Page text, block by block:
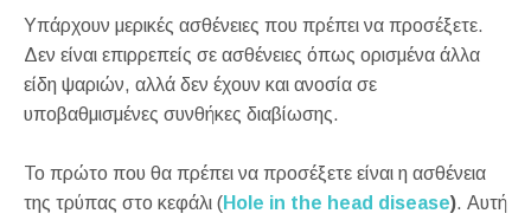
Υπάρχουν μερικές ασθένειες που πρέπει να προσέξετε.
Δεν είναι επιρρεπείς σε ασθένειες όπως ορισμένα άλλα
είδη ψαριών, αλλά δεν έχουν και ανοσία σε
υποβαθμισμένες συνθήκες διαβίωσης.
Το πρώτο που θα πρέπει να προσέξετε είναι η ασθένεια
της τρύπας στο κεφάλι (Hole in the head disease). Αυτή